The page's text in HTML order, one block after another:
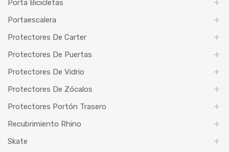
Porta Bicicletas
Portaescalera
Protectores De Carter
Protectores De Puertas
Protectores De Vidrio
Protectores De Zócalos
Protectores Portón Trasero
Recubrimiento Rhino
Skate